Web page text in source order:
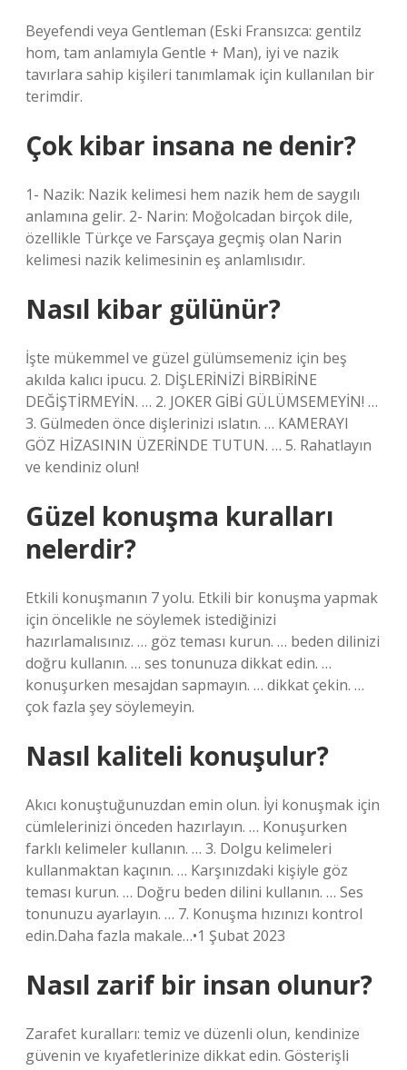
Beyefendi veya Gentleman (Eski Fransızca: gentilz
hom, tam anlamıyla Gentle + Man), iyi ve nazik
tavırlara sahip kişileri tanımlamak için kullanılan bir
terimdir.
Çok kibar insana ne denir?
1- Nazik: Nazik kelimesi hem nazik hem de saygılı
anlamına gelir. 2- Narin: Moğolcadan birçok dile,
özellikle Türkçe ve Farsçaya geçmiş olan Narin
kelimesi nazik kelimesinin eş anlamlısıdır.
Nasıl kibar gülünür?
İşte mükemmel ve güzel gülümsemeniz için beş
akılda kalıcı ipucu. 2. DİŞLERİNİZİ BİRBİRİNE
DEĞİŞTİRMEYİN. … 2. JOKER GİBİ GÜLÜMSEMEYİN! …
3. Gülmeden önce dişlerinizi ıslatın. … KAMERAYI
GÖZ HİZASININ ÜZERİNDE TUTUN. … 5. Rahatlayın
ve kendiniz olun!
Güzel konuşma kuralları
nelerdir?
Etkili konuşmanın 7 yolu. Etkili bir konuşma yapmak
için öncelikle ne söylemek istediğinizi
hazırlamalısınız. … göz teması kurun. … beden dilinizi
doğru kullanın. … ses tonunuza dikkat edin. …
konuşurken mesajdan sapmayın. … dikkat çekin. …
çok fazla şey söylemeyin.
Nasıl kaliteli konuşulur?
Akıcı konuştuğunuzdan emin olun. İyi konuşmak için
cümlelerinizi önceden hazırlayın. … Konuşurken
farklı kelimeler kullanın. … 3. Dolgu kelimeleri
kullanmaktan kaçının. … Karşınızdaki kişiyle göz
teması kurun. … Doğru beden dilini kullanın. … Ses
tonunuzu ayarlayın. … 7. Konuşma hızınızı kontrol
edin.Daha fazla makale…•1 Şubat 2023
Nasıl zarif bir insan olunur?
Zarafet kuralları: temiz ve düzenli olun, kendinize
güvenin ve kıyafetlerinize dikkat edin. Gösterişli